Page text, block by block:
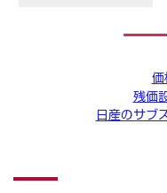
1
価
残価
日産のサブ